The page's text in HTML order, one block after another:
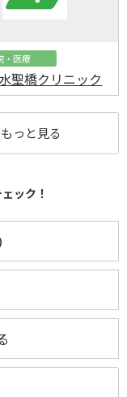
・医療
聖橋クリニック
っと見る
ック！